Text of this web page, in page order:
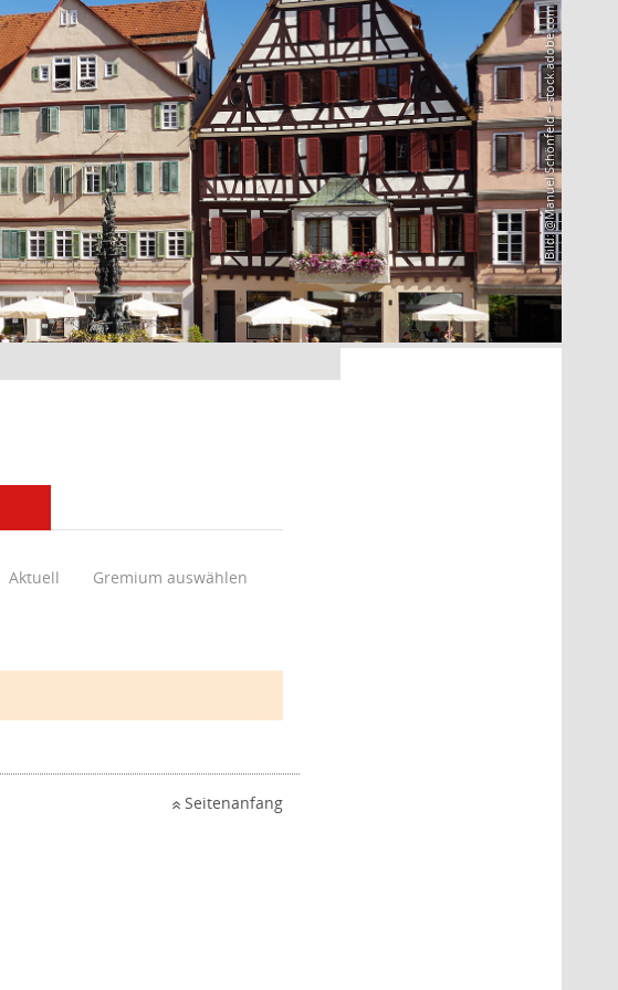
Bild: @Manuel Schönfeld – stock.adobe.com
Aktuell Gremium auswählen
Seitenanfang